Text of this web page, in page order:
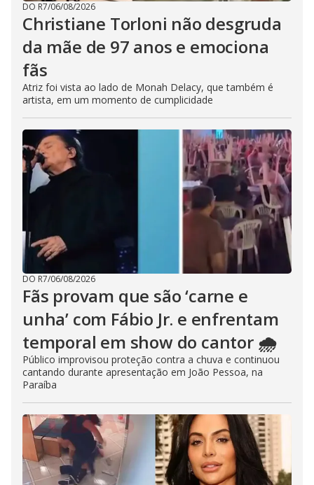
DO R7/06/08/2026
Christiane Torloni não desgruda
da mãe de 97 anos e emociona
fãs
Atriz foi vista ao lado de Monah Delacy, que também é
artista, em um momento de cumplicidade
DO R7/06/08/2026
Fãs provam que são ‘carne e
unha’ com Fábio Jr. e enfrentam
temporal em show do cantor 🌧️
Público improvisou proteção contra a chuva e continuou
cantando durante apresentação em João Pessoa, na
Paraíba